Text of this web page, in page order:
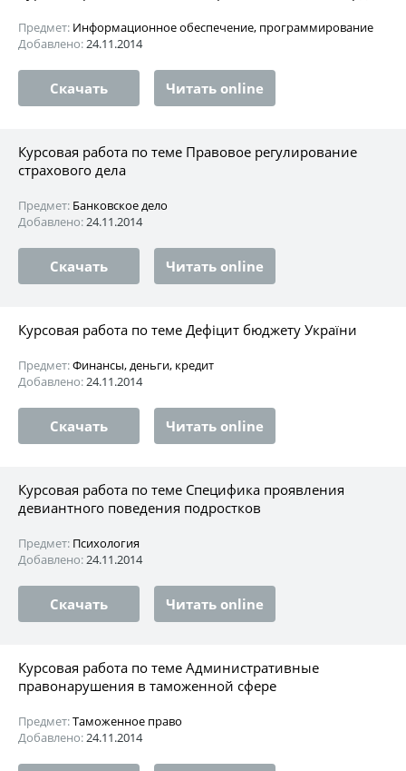
Предмет: Информационное обеспечение, программирование
Добавлено:24.11.2014
Скачать Читать online
Курсовая работа по теме Правовое регулирование
страхового дела
Предмет: Банковское дело
Добавлено:24.11.2014
Скачать Читать online
Курсовая работа по теме Дефіцит бюджету України
Предмет:Финансы, деньги, кредит
Добавлено:24.11.2014
Скачать Читать online
Курсовая работа по теме Специфика проявления
девиантного поведения подростков
Предмет: Психология
Добавлено:24.11.2014
Скачать Читать online
Курсовая работа по теме Административные
правонарушения в таможенной сфере
Предмет:Таможенное право
Добавлено:24.11.2014